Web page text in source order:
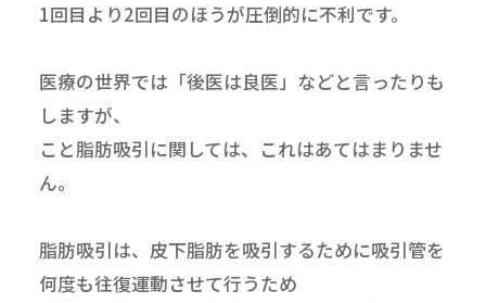
1回目より2回目のほうが圧倒的に不利です。
医療の世界では「後医は良医」などと言ったりも
しますが、
こと脂肪吸引に関しては、これはあてはまりませ
ん。
脂肪吸引は、皮下脂肪を吸引するために吸引管を
何度も往復運動させて行うため